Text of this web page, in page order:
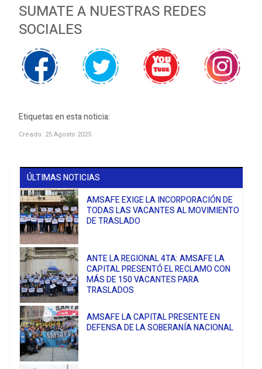
SUMATE A NUESTRAS REDES
SOCIALES
Etiquetas en esta noticia:
Creado: 25 Agosto 2025
ÚLTIMAS NOTICIAS
AMSAFE EXIGE LA INCORPORACIÓN DE
TODAS LAS VACANTES AL MOVIMIENTO
DE TRASLADO
ANTE LA REGIONAL 4TA: AMSAFE LA
CAPITAL PRESENTÓ EL RECLAMO CON
MÁS DE 150 VACANTES PARA
TRASLADOS
AMSAFE LA CAPITAL PRESENTE EN
DEFENSA DE LA SOBERANÍA NACIONAL